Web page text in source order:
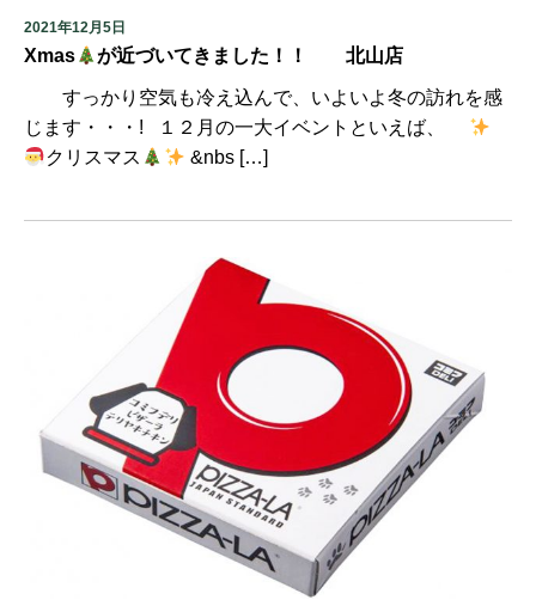
2021年12月5日
Xmas が近づいてきました！！ 北山店
すっかり空気も冷え込んで、いよいよ冬の訪れを感
じます・・・! １２月の一大イベントといえば、
クリスマス
&nbs […]